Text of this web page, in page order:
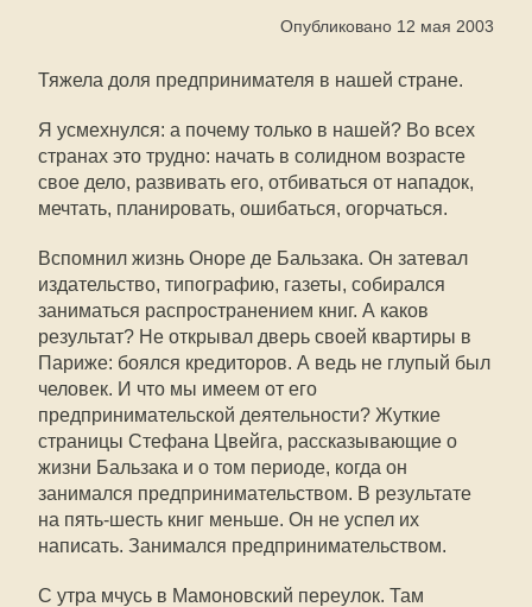
Опубликовано 12 мая 2003
Тяжела доля предпринимателя в нашей стране.
Я усмехнулся: а почему только в нашей? Во всех
странах это трудно: начать в солидном возрасте
свое дело, развивать его, отбиваться от нападок,
мечтать, планировать, ошибаться, огорчаться.
Вспомнил жизнь Оноре де Бальзака. Он затевал
издательство, типографию, газеты, собирался
заниматься распространением книг. А каков
результат? Не открывал дверь своей квартиры в
Париже: боялся кредиторов. А ведь не глупый был
человек. И что мы имеем от его
предпринимательской деятельности? Жуткие
страницы Стефана Цвейга, рассказывающие о
жизни Бальзака и о том периоде, когда он
занимался предпринимательством. В результате
на пять-шесть книг меньше. Он не успел их
написать. Занимался предпринимательством.
С утра мчусь в Мамоновский переулок. Там